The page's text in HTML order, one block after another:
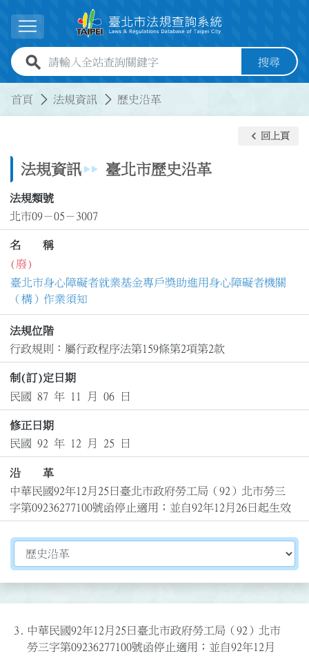
展開選單
全站查詢關鍵字欄位 搜尋
首頁 法規資訊 歷史沿革
法規資訊 臺北市歷史沿革
keyboard_arrow_left 回上頁
法規類號
北市09－05－3007
名 稱
(廢)
臺北市身心障礙者就業基金專戶獎助進用身心障礙者機關
（構）作業須知
法規位階
行政規則：屬行政程序法第159條第2項第2款
制(訂)定日期
民國 87 年 11 月 06 日
修正日期
民國 92 年 12 月 25 日
沿 革
中華民國92年12月25日臺北市政府勞工局（92）北市勞三
字第09236277100號函停止適用；並自92年12月26日起生效
切換選擇法規資訊內容
3. 中華民國92年12月25日臺北市政府勞工局（92）北市
勞三字第09236277100號函停止適用；並自92年12月